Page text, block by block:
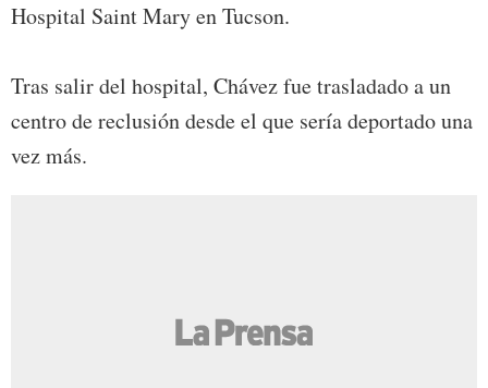
Hospital Saint Mary en Tucson.
Tras salir del hospital, Chávez fue trasladado a un
centro de reclusión desde el que sería deportado una
vez más.